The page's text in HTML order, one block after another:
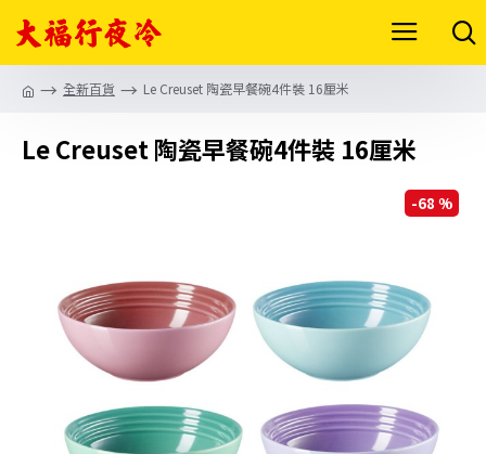
全新百貨 Le Creuset 陶瓷早餐碗4件裝 16厘米
Le Creuset 陶瓷早餐碗4件裝 16厘米
-68 %